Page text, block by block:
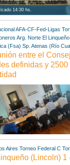
14:30 hs.
AFA-CF-Fed-Ligas
Arg. Norte El
(Fsa) Sp. Atenas (Río
entre el
definidas y
Aires Torneo Federal C
(Lincoln) 1